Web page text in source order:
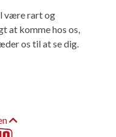
være rart og
at komme hos os,
os til at se dig.